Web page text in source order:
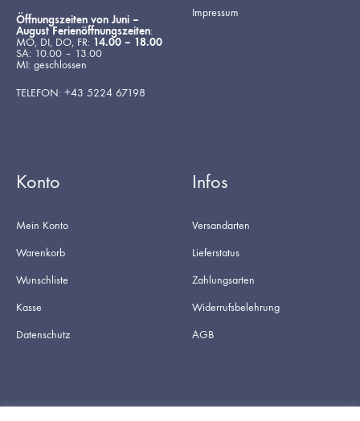
Öffnungszeiten von Juni –
August Ferienöffnungszeiten:
MO, DI, DO, FR: 14.00 – 18.00
SA: 10.00 – 13.00
MI: geschlossen
TELEFON: +43 5224 67198
Impressum
Konto
Mein Konto
Warenkorb
Wunschliste
Kasse
Datenschutz
Infos
Versandarten
Lieferstatus
Zahlungsarten
Widerrufsbelehrung
AGB